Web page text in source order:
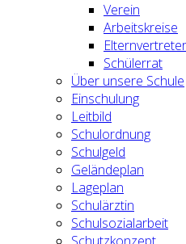
Verein
Arbeitskreise
Schülerrat
Über unsere Schule
Einschulung
Leitbild
Schulordnung
Schulgeld
Geländeplan
Lageplan
Schulärztin
Schulsozialarbeit